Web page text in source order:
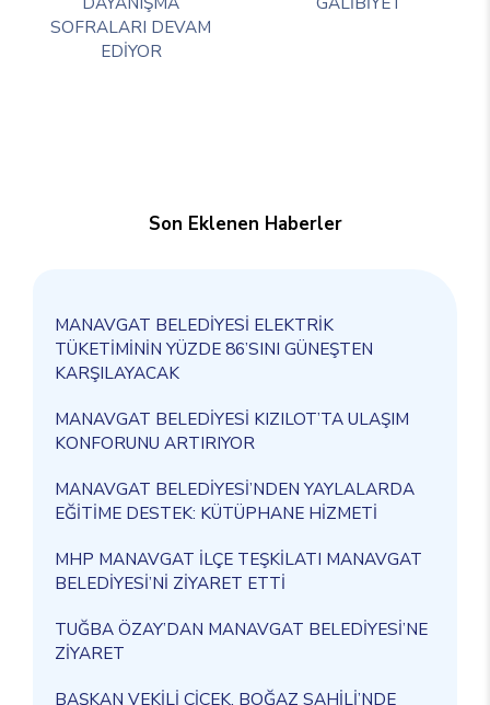
SOFRALARI DEVAM
EDİYOR
Son Eklenen Haberler
MANAVGAT BELEDİYESİ ELEKTRİK
TÜKETİMİNİN YÜZDE 86’SINI GÜNEŞTEN
KARŞILAYACAK
MANAVGAT BELEDİYESİ KIZILOT’TA ULAŞIM
KONFORUNU ARTIRIYOR
MANAVGAT BELEDİYESİ’NDEN YAYLALARDA
EĞİTİME DESTEK: KÜTÜPHANE HİZMETİ
MHP MANAVGAT İLÇE TEŞKİLATI MANAVGAT
BELEDİYESİ’Nİ ZİYARET ETTİ
TUĞBA ÖZAY’DAN MANAVGAT BELEDİYESİ’NE
ZİYARET
BAŞKAN VEKİLİ ÇİÇEK, BOĞAZ SAHİLİ’NDE